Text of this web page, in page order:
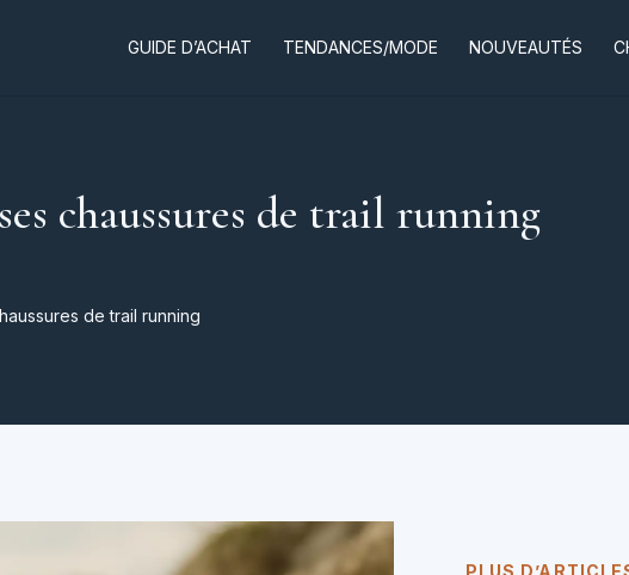
GUIDE D’ACHAT TENDANCES/MODE NOUVEAUTÉS
chaussures de trail running
de trail running